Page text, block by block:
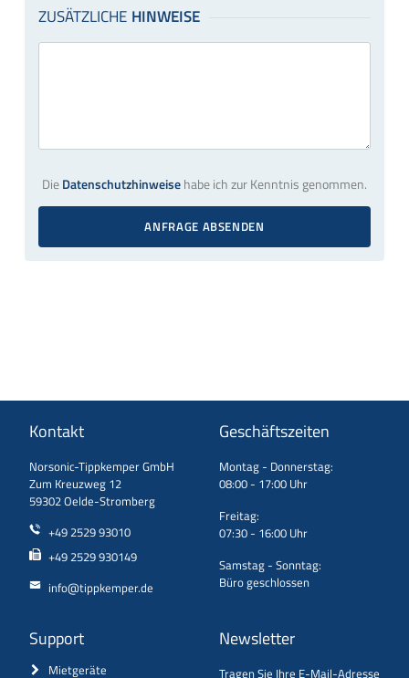
DieDatenschutzhinweisehabe ich zur Kenntnis genommen.
ANFRAGE ABSENDEN
Kontakt
Norsonic-Tippkemper GmbH
Zum Kreuzweg 12
59302 Oelde-Stromberg
+49 2529 93010
+49 2529 930149
info@tippkemper.de
Geschäftszeiten
Montag - Donnerstag:
08:00 - 17:00 Uhr
Freitag:
07:30 - 16:00 Uhr
Samstag - Sonntag:
Büro geschlossen
Support
Mietgeräte
Newsletter
Tragen Sie Ihre E-Mail-Adresse